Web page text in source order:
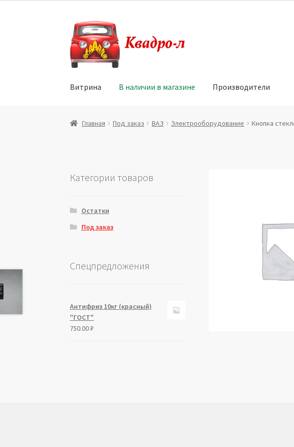
Перейти
к
навигации
Перейти
к
содержимому
Витрина В наличии в магазине Производители
Главная Витрина Мой аккаунт Политика в отношении
Главная Под заказ ВАЗ Электрооборудование Кнопка
Категории товаров
Остатки
Под заказ
Спецпредложения
Антифриз 10кг (красный)
"ГОСТ"
750.00₽